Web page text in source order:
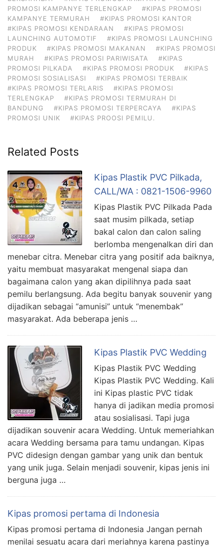
PROMOSI KAMPANYE TERLENGKAP
#KIPAS PROMOSI
KAMPANYE TERMURAH
#KIPAS PROMOSI KANTOR
#KIPAS PROMOSI KENDARAAN
#KIPAS PROMOSI
LAUNCHING AUTOMOTIF
#KIPAS PROMOSI LAUNCHING
PRODUK
#KIPAS PROMOSI MAKANAN
#KIPAS PROMOSI
MURAH
#KIPAS PROMOSI PARIWISATA
#KIPAS
PROMOSI PILKADA
#KIPAS PROMOSI PRODUK
#KIPAS
PROMOSI SOSIALISASI
#KIPAS PROMOSI TERBAIK
#KIPAS PROMOSI TERLARIS
#KIPAS PROMOSI
TERLENGKAP
#KIPAS PROMOSI TERMURAH DI
BANDUNG
#KIPAS PROMOSI TERPERCAYA
#KIPAS
PROMOSI UNIK
#KIPAS PROOSI PEMILU.
Related Posts
Kipas Plastik PVC Pilkada,
CALL/WA : 0821-1506-9960
Kipas Plastik PVC Pilkada Pada
saat musim pilkada, setiap
bakal calon dan calon saling
berlomba mengenalkan diri dan
menebar citra. Menebar citra yang positif ada baiknya,
yaitu membuat masyarakat mengenal siapa dan
bagaimana calon yang akan dipilihnya pada saat
pemilu berlangsung. Ada begitu banyak souvenir yang
dijadikan sebagai “amunisi” untuk “menembak”
masyarakat. Ada beberapa jenis …
Kipas Plastik PVC Wedding
Kipas Plastik PVC Wedding
Kipas Plastik PVC Wedding. Kali
ini Kipas plastic PVC tidak
hanya di jadikan media promosi
atau sosialisasi. Tapi juga
dijadikan souvenir acara Wedding. Untuk memeriahkan
acara Wedding bersama para tamu undangan. Kipas
PVC didesign dengan gambar yang unik dan bentuk
yang unik juga. Selain menjadi souvenir, kipas jenis ini
berguna juga …
Kipas promosi pertama di Indonesia
Kipas promosi pertama di Indonesia Jangan pernah
menilai sesuatu acara dari meriahnya karena pastinya